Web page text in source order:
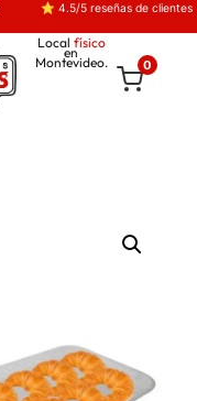
⭐ 4.5/5 reseñas de clientes
Local físico
en
Montevideo. 0